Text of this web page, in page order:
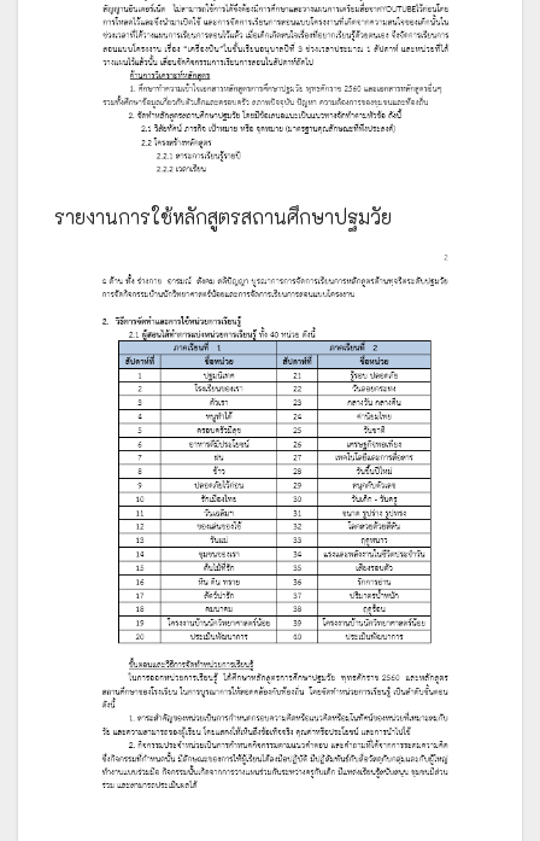
รายงานการใช้หลักสูตรสถานศึกษาปฐมวัย